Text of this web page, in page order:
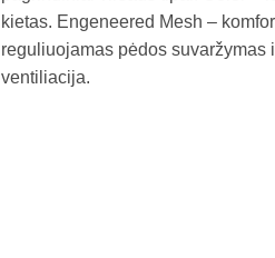
kietas. Engeneered Mesh –
reguliuojamas pėdos suvaržymas
ventiliacija.